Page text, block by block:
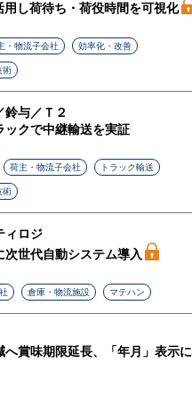
用し荷待ち・荷役時間を可視化
・物流子会社 効率化・改善
術
鈴与／Ｔ２
ックで中継輸送を実証
荷主・物流子会社 トラック輸送
術
ィロジ
次世代自動システム導入
倉庫・物流施設 マテハン
へ賞味期限延長、「年月」表示に